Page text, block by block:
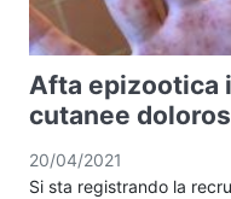
Afta epizootica
cutanee
20/04/2021
Si sta registrando la